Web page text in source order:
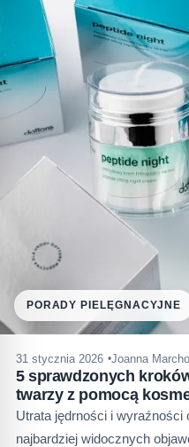
PORADY PIELĘGNACYJNE
31 stycznia 2026 Joanna
5 sprawdzonych
twarzy z pomocą
Utrata jędrności i wyraźności
najbardziej widocznych